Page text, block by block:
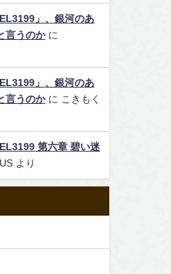
」、銀河のあ
言うのかに
」、銀河のあ
言うのかに
こきもく
第六章 碧い迷
より